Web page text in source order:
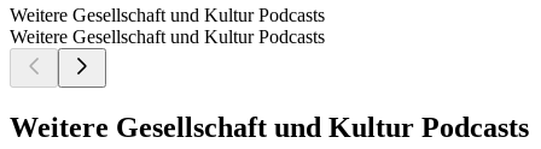
Weitere Gesellschaft und Kultur Podcasts
Weitere Gesellschaft und Kultur Podcasts
Weitere Gesellschaft und Kultur Podcasts